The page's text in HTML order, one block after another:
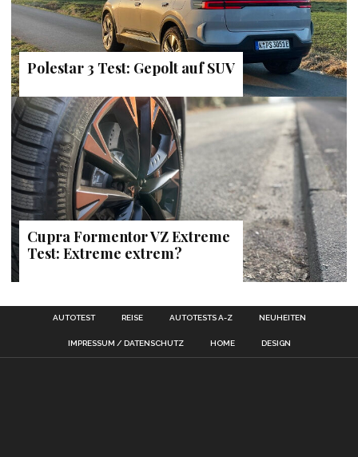
Polestar 3 Test: Gepolt auf SUV
Cupra Formentor VZ Extreme
Test: Extreme extrem?
AUTOTEST REISE AUTOTESTS A-Z NEUHEITEN
IMPRESSUM / DATENSCHUTZ HOME DESIGN